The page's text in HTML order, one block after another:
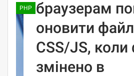
PHP
браузерам
оновити
CSS/JS,
змінено в